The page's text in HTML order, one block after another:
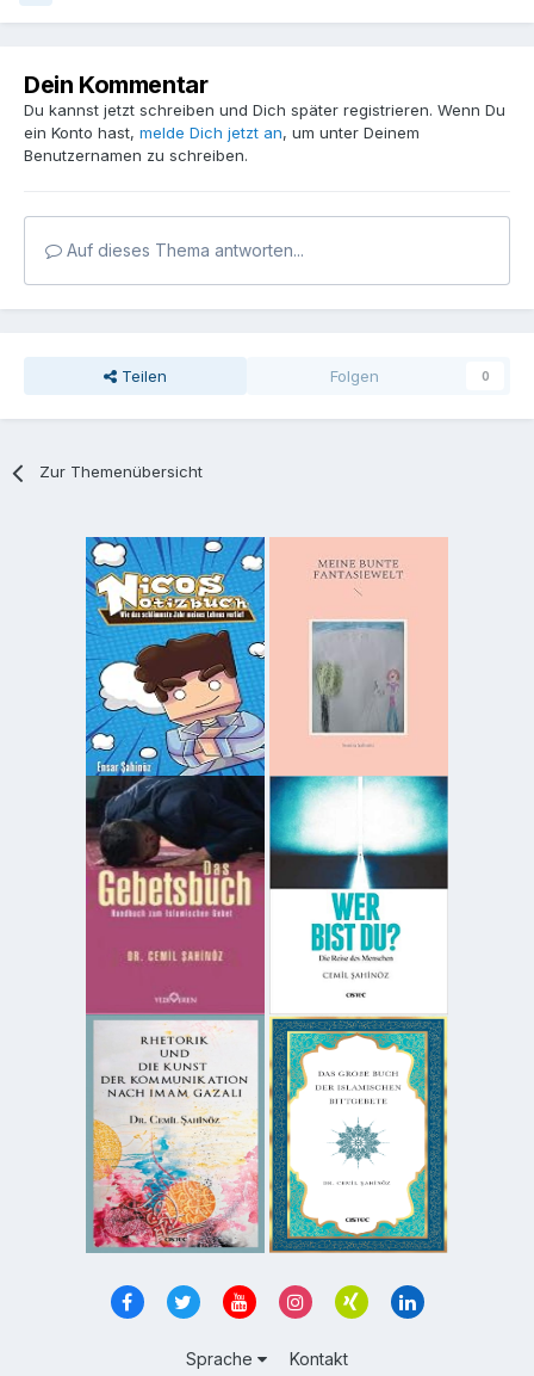
Dein Kommentar
Du kannst jetzt schreiben und Dich später registrieren. Wenn Du
ein Konto hast, melde Dich jetzt an, um unter Deinem
Benutzernamen zu schreiben.
Auf dieses Thema antworten...
Teilen Folgen 0
Zur Themenübersicht
Sprache Kontakt